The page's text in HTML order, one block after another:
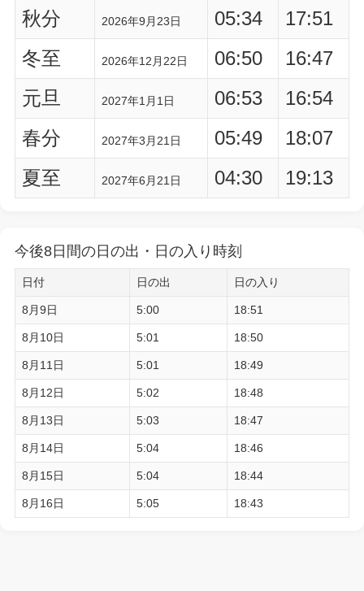
秋分 2026年9月23日 05:34
17:51
冬至
2026年12月22日 06:50
16:47
元旦
2027年1月1日 06:53
16:54
春分
2027年3月21日 05:49
18:07
夏至
2027年6月21日 04:30 19:13
今後8日間の日の出・日の入り時刻
日付 日の出 日の入り
8月9日 5:00 18:51
8月10日 5:01 18:50
8月11日 5:01 18:49
8月12日 5:02 18:48
8月13日 5:03 18:47
8月14日 5:04 18:46
8月15日 5:04 18:44
8月16日 5:05 18:43